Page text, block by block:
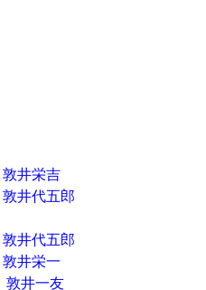
敦井栄吉
敦井代五郎
敦井代五郎
敦井栄一
敦井一友